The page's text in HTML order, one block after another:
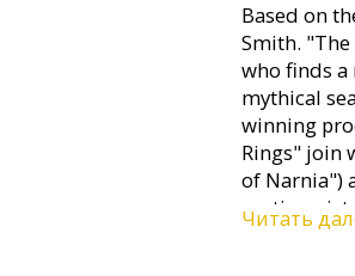
Based on
Smith.
who finds a
mythical
winning
Rings" join
of Narnia")
motion
enduring
Читать